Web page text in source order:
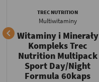

TREC NUTRITION
Multiwitaminy
Witaminy i Minerały
Kompleks Trec
Nutrition Multipack
Sport Day/Night
Formula 60kaps